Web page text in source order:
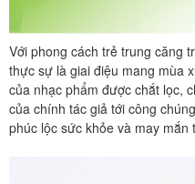
Với phong cách trẻ trung căng
thực sự là giai điệu mang mùa
của nhạc phẩm được chắt lọc,
của chính tác giả tới công
phúc lộc sức khỏe và may mắn